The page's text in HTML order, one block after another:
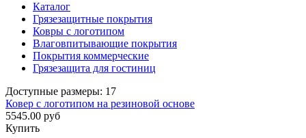
Каталог
Грязезащитные покрытия
Ковры с логотипом
Влаговпитывающие покрытия
Покрытия коммерческие
Грязезащита для гостиниц
Доступные размеры: 17
Ковер с логотипом на резиновой основе
5545.00 руб
Купить